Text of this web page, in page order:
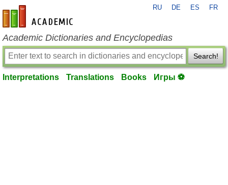
en-academic.com
RU DE ES FR
Academic Dictionaries and Encyclopedias
Search!
Interpretations Translations Books Игры ⚽